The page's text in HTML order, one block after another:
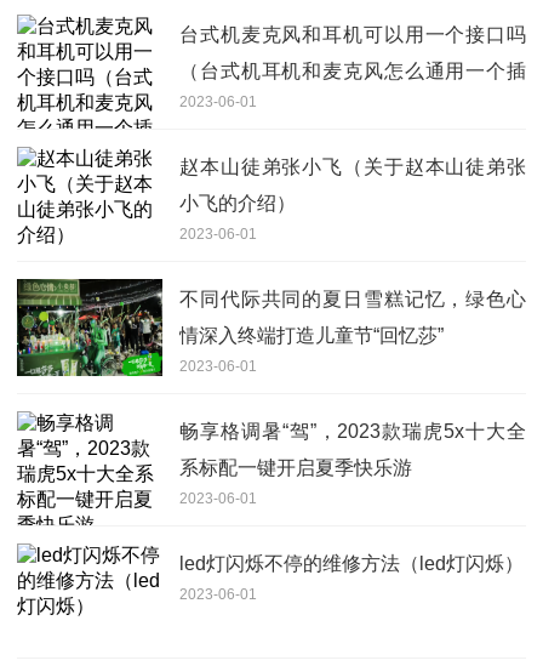
台式机麦克风和耳机可以用一个接口吗
（台式机耳机和麦克风怎么通用一个插
孔） 环球新视野
2023-06-01
赵本山徒弟张小飞（关于赵本山徒弟张
小飞的介绍）
2023-06-01
不同代际共同的夏日雪糕记忆，绿色心
情深入终端打造儿童节“回忆莎”
2023-06-01
畅享格调暑“驾”，2023款瑞虎5x十大全
系标配一键开启夏季快乐游
2023-06-01
led灯闪烁不停的维修方法（led灯闪烁）
2023-06-01